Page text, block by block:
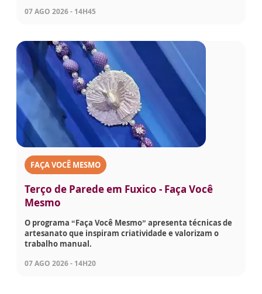
07 AGO 2026 - 14H45
FAÇA VOCÊ MESMO
Terço de Parede em Fuxico - Faça Você
Mesmo
O programa “Faça Você Mesmo” apresenta técnicas de
artesanato que inspiram criatividade e valorizam o
trabalho manual.
07 AGO 2026 - 14H20